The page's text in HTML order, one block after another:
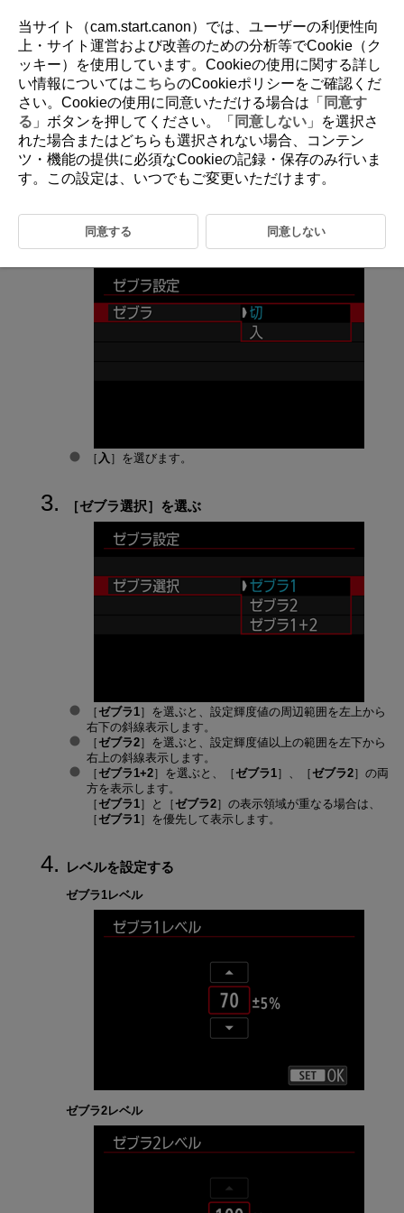
D292-083
ゼブラ設定
動画記録中や動画モード待機中、設定輝度の箇所・周辺に、露出調整の
目安となる縞模様を表示させることができます。
：ゼブラ設定
）
［ゼブラ］を選ぶ
［ 入 ］を選びます。
［ゼブラ選択］を選ぶ
［ ゼブラ1］を選ぶと、設定輝度値の周辺範囲を左上から
右下の斜線表示します。
［ ゼブラ2］を選ぶと、設定輝度値以上の範囲を左下から
右上の斜線表示します。
［ ゼブラ1+2］を選ぶと、［ ゼブラ1］、［ ゼブラ2］の両
方を表示します。
［ ゼブラ1］と［ ゼブラ2］の表示領域が重なる場合は、
［ ゼブラ1］を優先して表示します。
レベルを設定する
ゼブラ1レベル
ゼブラ2レベル
当サイト（cam.start.canon）では、ユーザーの利便性向
上・サイト運営および改善のための分析等でCookie（ク
ッキー）を使用しています。Cookieの使用に関する詳し
い情報についてはこちらのCookieポリシーをご確認くだ
さい。Cookieの使用に同意いただける場合は「 同意す
る 」ボタンを押してください。「 同意しない 」を選択さ
れた場合またはどちらも選択されない場合、コンテン
ツ・機能の提供に必須なCookieの記録・保存のみ行いま
す。この設定は、いつでもご変更いただけます。
同意する 同意しない